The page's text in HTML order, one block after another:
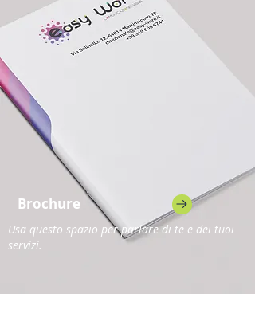
Brochure
Usa questo spazio per parlare di te e dei tuoi
servizi.